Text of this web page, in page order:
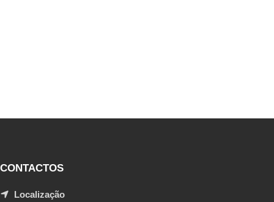
CONTACTOS
Localização